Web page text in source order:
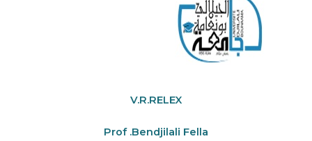
V.R.RELEX
Prof .Bendjilali Fella